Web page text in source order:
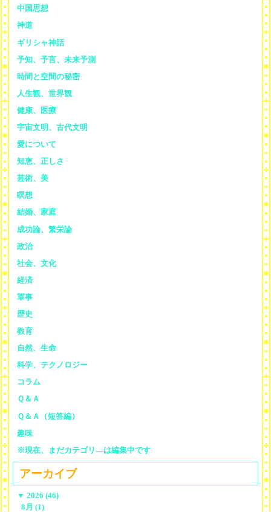
中国思想
神道
ギリシャ神話
予知、予言、未来予測
時間と空間の秘密
人生観、世界観
健康、医療
宇宙文明、古代文明
愛について
知恵、正しさ
芸術、美
瞑想
結婚、家庭
成功論、繁栄論
政治
社会、文化
経済
軍事
歴史
教育
自然、生命
科学、テクノロジー
コラム
Ｑ＆Ａ
Ｑ＆Ａ（短答編）
趣味
※現在、まだカテゴリ—は編集中です
アーカイブ
▼ 2026 (46)
8月 (1)